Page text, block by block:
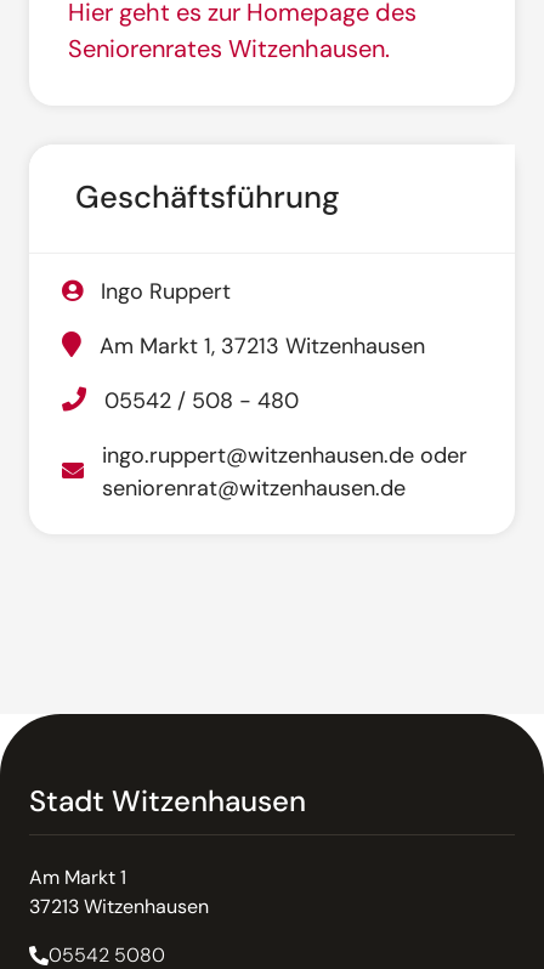
Hier geht es zur Homepage des
Seniorenrates Witzenhausen.
Geschäftsführung
Ingo Ruppert
Am Markt 1, 37213 Witzenhausen
05542 / 508 - 480
ingo.ruppert@witzenhausen.de oder
seniorenrat@witzenhausen.de
Stadt Witzenhausen
Am Markt 1
37213 Witzenhausen
05542 5080